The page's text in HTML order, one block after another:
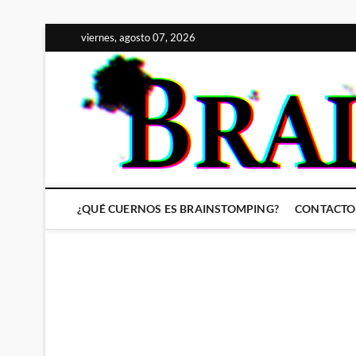
al
contenido
viernes, agosto 07, 2026
¿QUÉ CUERNOS ES BRAINSTOMPING? CONTACTO